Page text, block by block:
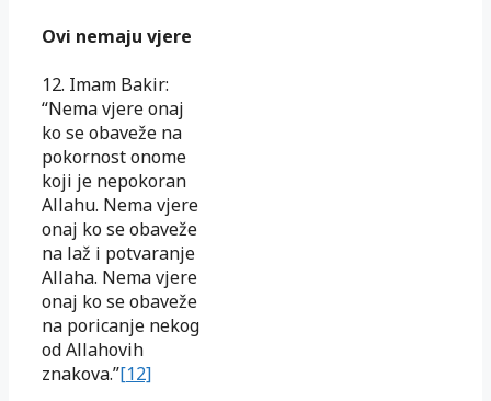
Ovi nemaju vjere
12. Imam Bakir:
“Nema vjere onaj
ko se obaveže na
pokornost onome
koji je nepokoran
Allahu. Nema vjere
onaj ko se obaveže
na laž i potvaranje
Allaha. Nema vjere
onaj ko se obaveže
na poricanje nekog
od Allahovih
znakova.”[12]